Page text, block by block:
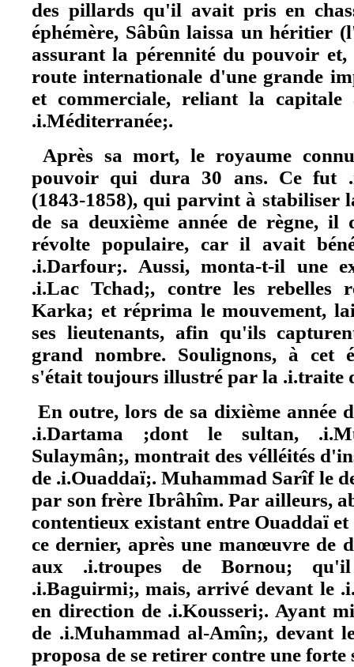
des pillards qu'il avait pris en
éphémère, Sâbûn laissa un héritier
assurant la pérennité du pouvoir
route internationale d'une grande
et commerciale, reliant la
.i.Méditerranée;.
Après sa mort, le royaume
pouvoir qui dura 30 ans. Ce fut
(1843-1858), qui parvint à stabiliser
de sa deuxième année de règne,
révolte populaire, car il avait
.i.Darfour;. Aussi, monta-t-il une
.i.Lac Tchad;, contre les rebelles
Karka; et réprima le mouvement,
ses lieutenants, afin qu'ils
grand nombre. Soulignons, à cet
s'était toujours illustré par la .i.traite
En outre, lors de sa dixième année
.i.Dartama ;dont le sultan,
Sulaymân;, montrait des vélléités
de .i.Ouaddaï;. Muhammad Sarîf le
par son frère Ibrâhîm. Par ailleurs,
contentieux existant entre Ouaddaï
ce dernier, après une manœuvre de
aux .i.troupes de Bornou;
.i.Baguirmi;, mais, arrivé devant le
en direction de .i.Kousseri;. Ayant
de .i.Muhammad al-Amîn;, devant
proposa de se retirer contre une forte